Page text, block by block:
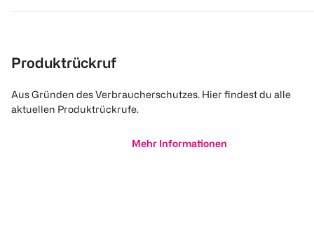
Produktrückruf
Aus Gründen des Verbraucherschutzes. Hier findest du alle
aktuellen Produktrückrufe.
Mehr Informationen